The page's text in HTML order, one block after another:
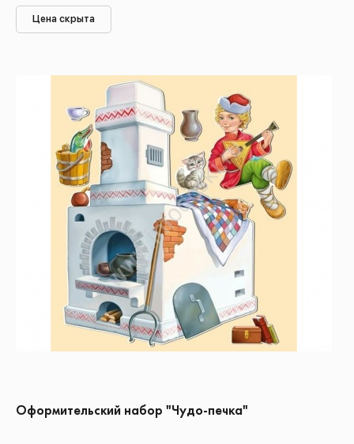
Цена скрыта
Оформительский набор "Чудо-печка"